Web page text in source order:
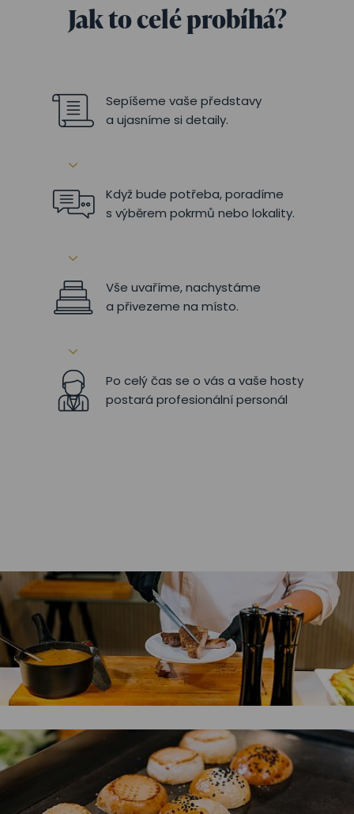
Jak to celé probíhá?
Sepíšeme vaše představy
a ujasníme si detaily.
Když bude potřeba, poradíme
s výběrem pokrmů nebo lokality.
Vše uvaříme, nachystáme
a přivezeme na místo.
Po celý čas se o vás a vaše hosty
postará profesionální personál